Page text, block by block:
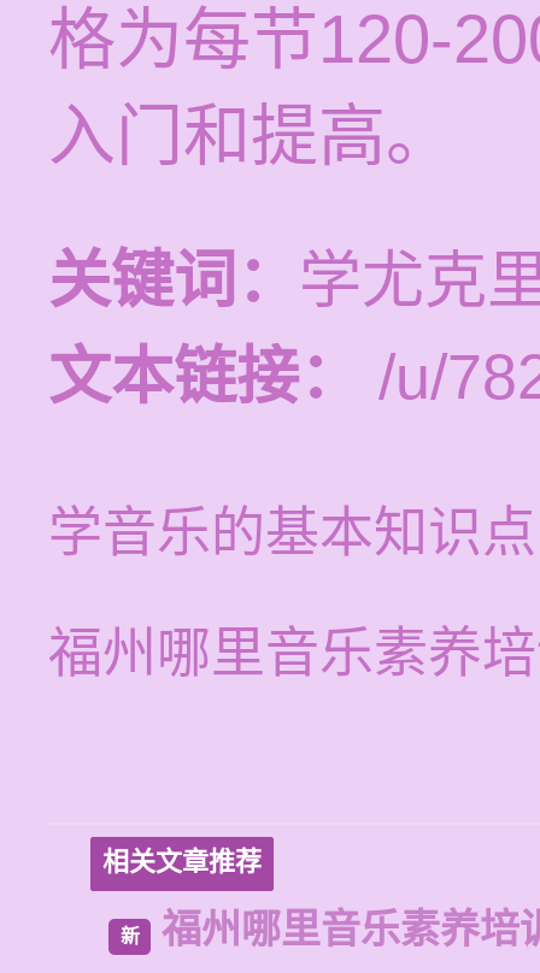
格为每节120-
入门和提高。
关键词： 学尤克
文本链接：
/u/
学音乐的基本知识点
福州哪里音乐素养
相关文章推荐
新 福州哪里音乐素养培